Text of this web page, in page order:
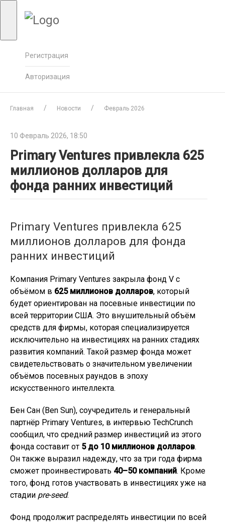
Регистрация
Авторизация
Главная Новости Февраль 2026
10 Февраль 2026, 18:50
Primary Ventures привлекла 625
миллионов долларов для
фонда ранних инвестиций
Primary Ventures привлекла 625
миллионов долларов для фонда
ранних инвестиций
Компания Primary Ventures закрыла фонд V с
объёмом в 625 миллионов долларов, который
будет ориентирован на посевные инвестиции по
всей территории США. Это внушительный объём
средств для фирмы, которая специализируется
исключительно на инвестициях на ранних стадиях
развития компаний. Такой размер фонда может
свидетельствовать о значительном увеличении
объёмов посевных раундов в эпоху
искусственного интеллекта.
Бен Сан (Ben Sun), соучредитель и генеральный
партнёр Primary Ventures, в интервью TechCrunch
сообщил, что средний размер инвестиций из этого
фонда составит от 5 до 10 миллионов долларов.
Он также выразил надежду, что за три года фирма
сможет проинвестировать 40–50 компаний. Кроме
того, фонд готов участвовать в инвестициях уже на
стадии pre-seed.
Фонд продолжит распределять инвестиции по всей